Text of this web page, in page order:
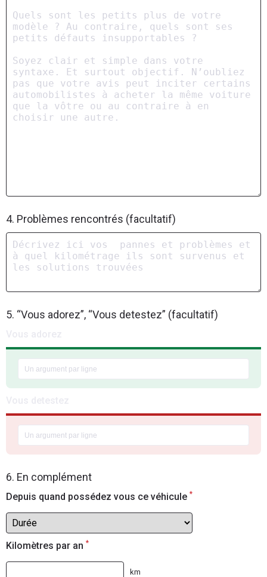
4. Problèmes rencontrés (facultatif)
5. “Vous adorez”, “Vous detestez” (facultatif)
6. En complément
Depuis quand possédez vous ce véhicule *
Kilomètres par an *
km